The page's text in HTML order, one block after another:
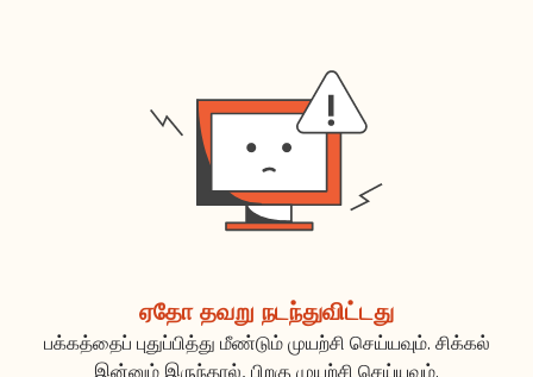
ஏதோ தவறு நடந்துவிட்டது
பக்கத்தைப் புதுப்பித்து மீண்டும் முயற்சி செய்யவும். சிக்கல்
இன்னும் இருந்தால், பிறகு முயற்சி செய்யவும்.